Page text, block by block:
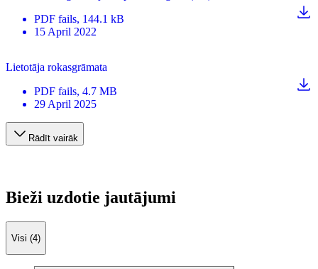
PDF fails, 144.1 kB
15 April 2022
Lietotāja rokasgrāmata
PDF fails, 4.7 MB
29 April 2025
Rādīt vairāk
Bieži uzdotie jautājumi
Visi (4)